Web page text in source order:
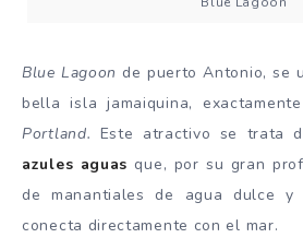
Blue Lagoon de puerto Antonio, se
bella isla jamaiquina,
Portland. Este atractivo se trata
azules aguas que, por su gran
de manantiales de agua dulce
conecta directamente con el mar.